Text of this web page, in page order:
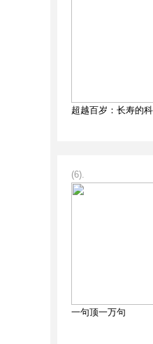
超越百岁：长寿的
(6).
一句顶一万句